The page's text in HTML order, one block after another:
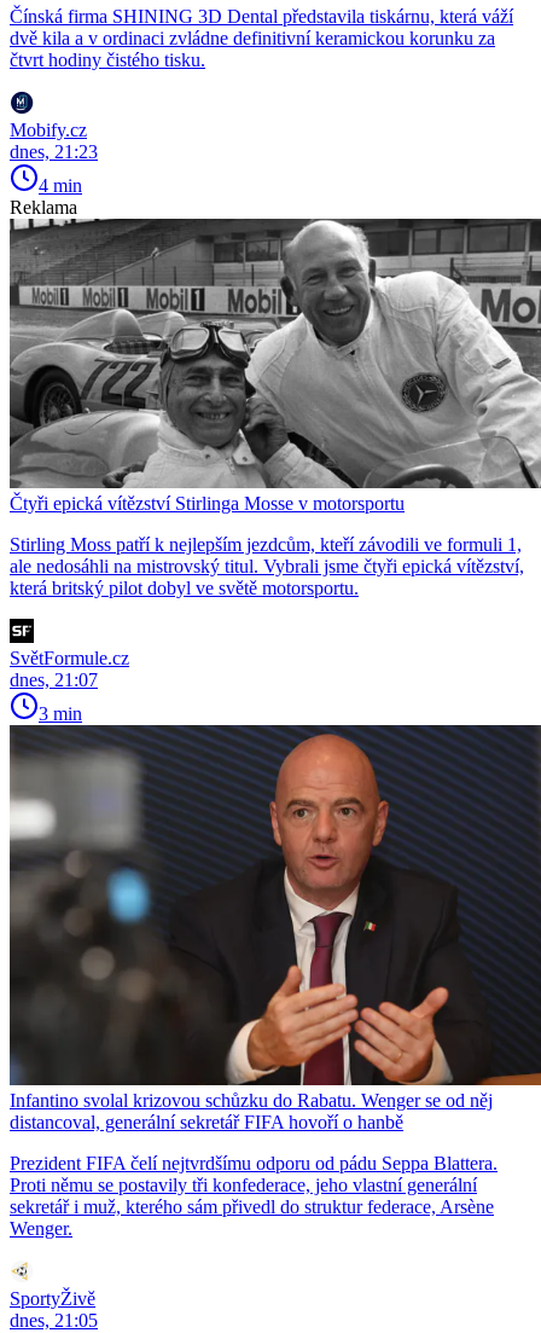
Čínská firma SHINING 3D Dental představila tiskárnu, která váží
dvě kila a v ordinaci zvládne definitivní keramickou korunku za
čtvrt hodiny čistého tisku.
Mobify.cz
dnes, 21:23
4 min
Reklama
Čtyři epická vítězství Stirlinga Mosse v motorsportu
Stirling Moss patří k nejlepším jezdcům, kteří závodili ve formuli 1,
ale nedosáhli na mistrovský titul. Vybrali jsme čtyři epická vítězství,
která britský pilot dobyl ve světě motorsportu.
SvětFormule.cz
dnes, 21:07
3 min
Infantino svolal krizovou schůzku do Rabatu. Wenger se od něj
distancoval, generální sekretář FIFA hovoří o hanbě
Prezident FIFA čelí nejtvrdšímu odporu od pádu Seppa Blattera.
Proti němu se postavily tři konfederace, jeho vlastní generální
sekretář i muž, kterého sám přivedl do struktur federace, Arsène
Wenger.
SportyŽivě
dnes, 21:05